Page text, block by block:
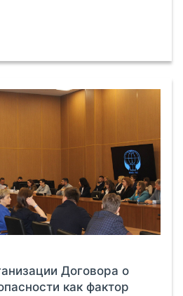
Договора о
как фактор